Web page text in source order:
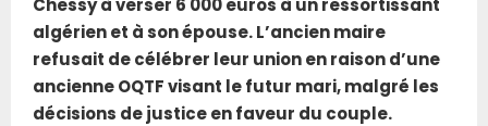
algérien et à son épouse. L’ancien maire
refusait de célébrer leur union en raison d’une
ancienne OQTF visant le futur mari, malgré les
décisions de justice en faveur du couple.